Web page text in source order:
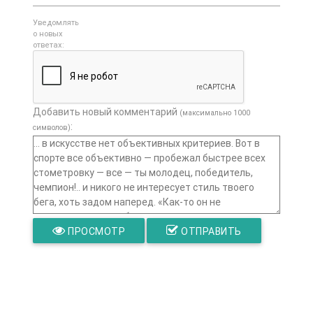
Уведомлять
о новых
ответах:
Добавить новый комментарий (максимально 1000
символов):
ПРОСМОТР ОТПРАВИТЬ